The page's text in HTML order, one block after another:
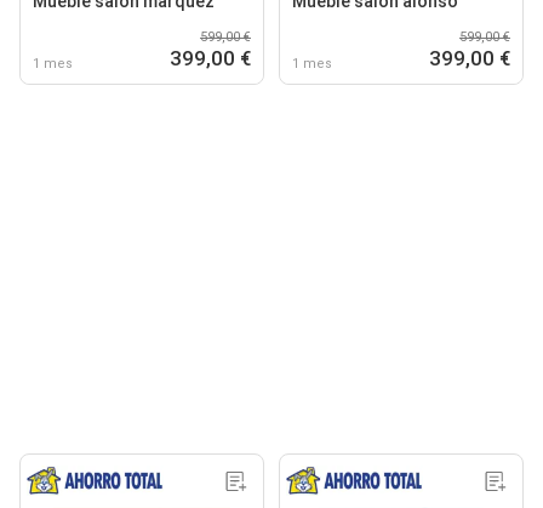
1 mes
599,00 €
399,00 € 1 mes
599,00 €
399,00 €